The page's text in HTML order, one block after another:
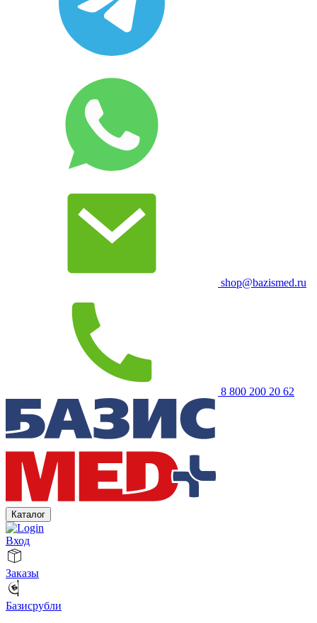
shop@bazismed.ru
8 800 200 20 62
Каталог
Вход
Заказы
Базисрубли